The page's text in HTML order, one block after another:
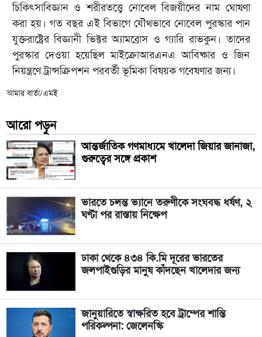
চিকিৎসাবিজ্ঞান ও শরীরতত্ত্বে নোবেল বিজয়ীদের নাম ঘোষণা
করা হয়। গত বছর এই বিভাগে যৌথভাবে নোবেল পুরস্কার পান
যুক্তরাষ্ট্রের বিজ্ঞানী ভিক্টর অ্যামব্রোস ও গ্যারি রাভকুন। তাদের
পুরস্কার দেওয়া হয়েছিল মাইক্রোআরএনএ আবিষ্কার ও জিন
নিয়ন্ত্রণে ট্রান্সক্রিপশন পরবর্তী ভূমিকা বিষয়ক গবেষণার জন্য।
আমার বার্তা/এমই
আরো পড়ুন
আন্তর্জাতিক গণমাধ্যমে খালেদা জিয়ার জানাজা,
গুরুত্বের সঙ্গে প্রকাশ
ভারতে চলন্ত ভ্যানে তরুণীকে সংঘবদ্ধ ধর্ষণ, ২
ঘণ্টা পর রাস্তায় নিক্ষেপ
ঢাকা থেকে ৪৩৪ কি.মি দূরের ভারতের
জলপাইগুড়ির মানুষ কাঁদছেন খালেদার জন্য
জানুয়ারিতে স্বাক্ষরিত হবে ট্রাম্পের শান্তি
পরিকল্পনা: জেলেনস্কি